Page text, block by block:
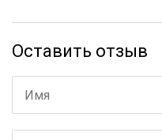
Оставить отзыв